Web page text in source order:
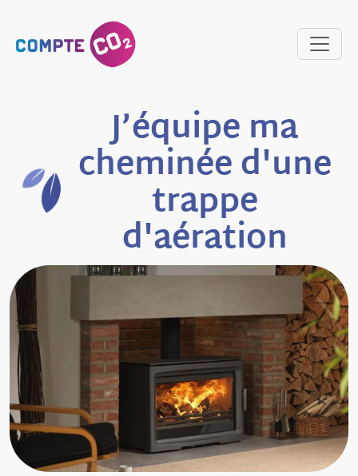
J’équipe ma
cheminée d'une
trappe
d'aération